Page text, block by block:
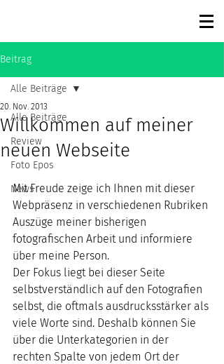
Beitrag
Alle Beiträge
Review
Foto Epos
News
Alle Beiträge
Willkommen auf meiner
neuen Webseite
20. Nov. 2013
Mit Freude zeige ich Ihnen mit dieser
Webpräsenz in verschiedenen Rubriken
Auszüge meiner bisherigen
fotografischen Arbeit und informiere
über meine Person.
Der Fokus liegt bei dieser Seite
selbstverständlich auf den Fotografien
selbst, die oftmals ausdrucksstärker als
viele Worte sind. Deshalb können Sie
über die Unterkategorien in der
rechten Spalte von jedem Ort der